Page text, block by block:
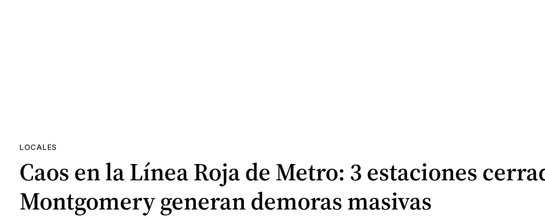
LOCALES
Caos en la Línea Roja de Metro: 3 estaciones
Montgomery generan demoras masivas